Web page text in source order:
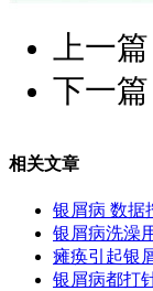
上一篇
下一篇
相关文章
银屑病 数据
银屑病洗澡
瘫痪引起银
银屑病都打